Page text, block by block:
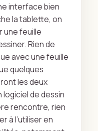
interface bien
la tablette, on
une feuille
Rien de
avec une feuille
quelques
les deux
de dessin
rencontre, rien
à l’utiliser en